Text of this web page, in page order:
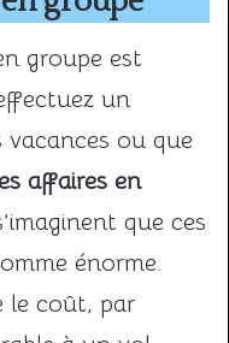
groupe est
un
ou que
affaires en
que ces
énorme.
le coût, par